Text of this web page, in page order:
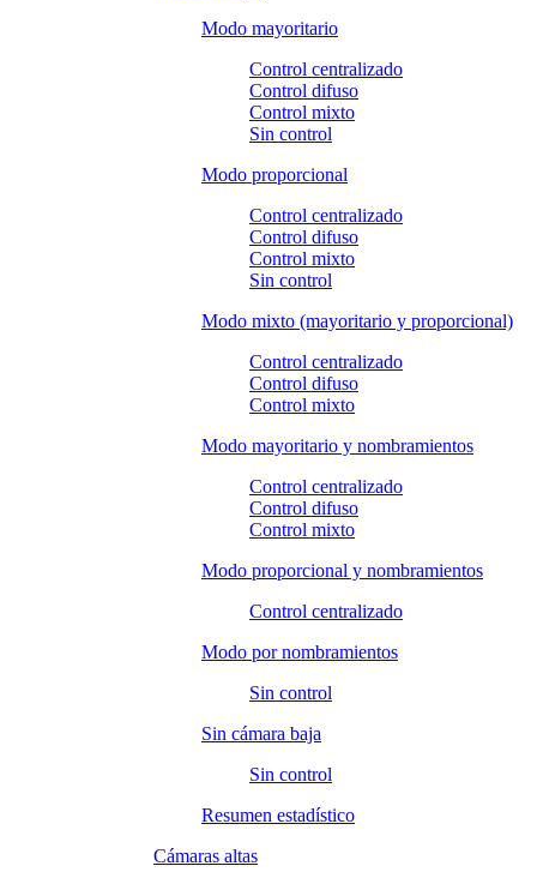
Modo mayoritario
Control centralizado
Control difuso
Control mixto
Sin control
Modo proporcional
Control centralizado
Control difuso
Control mixto
Sin control
Modo mixto (mayoritario y proporcional)
Control centralizado
Control difuso
Control mixto
Modo mayoritario y nombramientos
Control centralizado
Control difuso
Control mixto
Modo proporcional y nombramientos
Control centralizado
Modo por nombramientos
Sin control
Sin cámara baja
Sin control
Resumen estadístico
Cámaras altas